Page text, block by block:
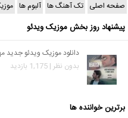
صفحه اصلی تک آهنگ ها آلبوم ها
پیشنهاد روز بخش موزیک ویدئو
دانلود موزیک ویدئو
بدون نظر | 1,175 بازدید
برترین خواننده ها